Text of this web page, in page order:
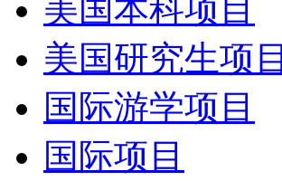
美国本科项目
美国研究生项目
国际游学项目
国际项目